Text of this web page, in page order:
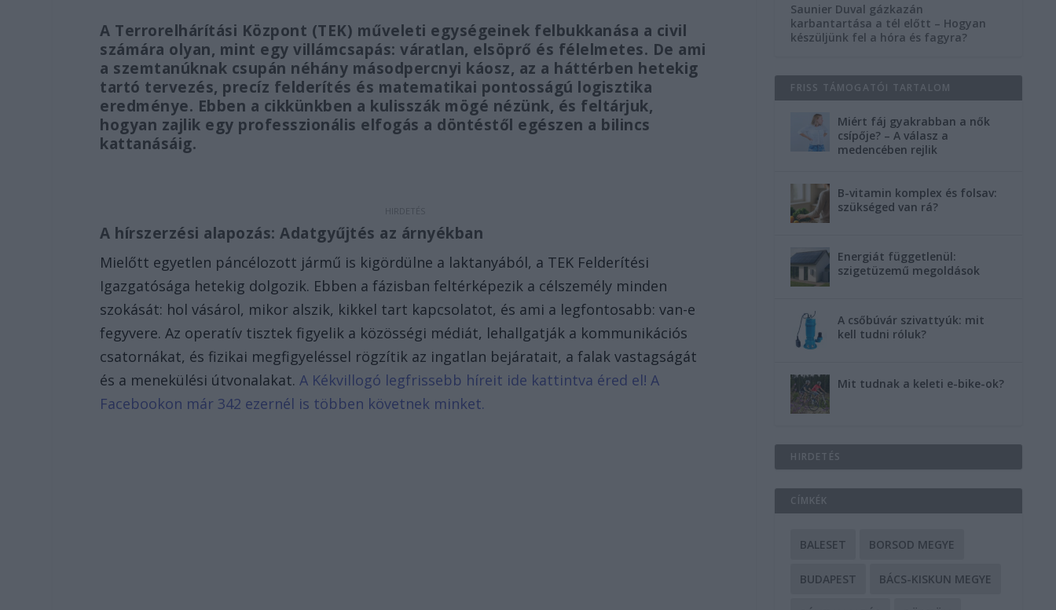
A Terrorelhárítási Központ (TEK) műveleti egységeinek felbukkanása a civil
számára olyan, mint egy villámcsapás: váratlan, elsöprő és félelmetes. De ami
a szemtanúknak csupán néhány másodpercnyi káosz, az a háttérben hetekig
tartó tervezés, precíz felderítés és matematikai pontosságú logisztika
eredménye. Ebben a cikkünkben a kulisszák mögé nézünk, és feltárjuk,
hogyan zajlik egy professzionális elfogás a döntéstől egészen a bilincs
kattanásáig.
A hírszerzési alapozás: Adatgyűjtés az árnyékban
Mielőtt egyetlen páncélozott jármű is kigördülne a laktanyából, a TEK Felderítési
Igazgatósága hetekig dolgozik. Ebben a fázisban feltérképezik a célszemély minden
szokását: hol vásárol, mikor alszik, kikkel tart kapcsolatot, és ami a legfontosabb: van-e
fegyvere. Az operatív tisztek figyelik a közösségi médiát, lehallgatják a kommunikációs
csatornákat, és fizikai megfigyeléssel rögzítik az ingatlan bejáratait, a falak vastagságát
és a menekülési útvonalakat.A Kékvillogó legfrissebb híreit ide kattintva éred el! A
Facebookon már 342 ezernél is többen követnek minket.
Saunier Duval gázkazán
karbantartása a tél előtt – Hogyan
készüljünk fel a hóra és fagyra?
FRISS TÁMOGATÓI TARTALOM
Miért fáj gyakrabban a nők
csípője? – A válasz a
medencében rejlik
B-vitamin komplex és folsav:
szükséged van rá?
Energiát függetlenül:
szigetüzemű megoldások
A csőbúvár szivattyúk: mit
kell tudni róluk?
Mit tudnak a keleti e-bike-ok?
HIRDETÉS
CÍMKÉK
BALESET BORSOD MEGYE
BUDAPEST BÁCS-KISKUN MEGYE